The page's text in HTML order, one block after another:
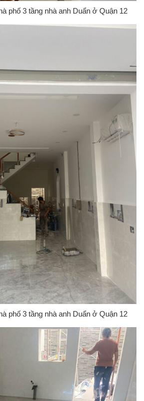
phố 3 tầng nhà anh Duẩn ở Quận 12
phố 3 tầng nhà anh Duẩn ở Quận 12